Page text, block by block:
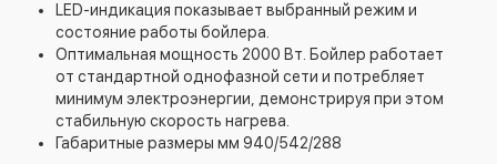
LED-индикация показывает выбранный режим и
состояние работы бойлера.
Оптимальная мощность 2000 Вт. Бойлер работает
от стандартной однофазной сети и потребляет
минимум электроэнергии, демонстрируя при этом
стабильную скорость нагрева.
Габаритные размеры мм 940/542/288